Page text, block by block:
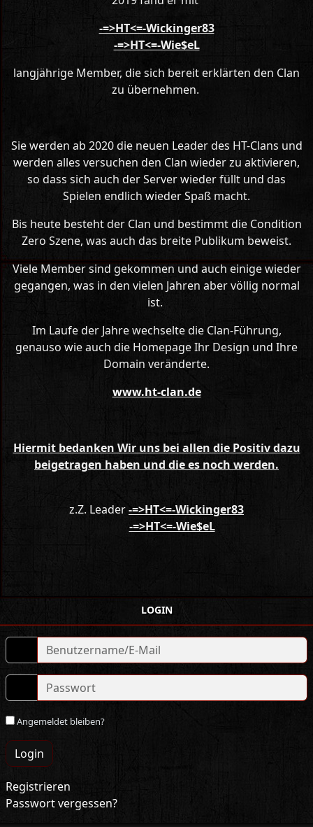
-=>HT<=-Wickinger83
-=>HT<=-Wie$eL
langjährige Member, die sich bereit erklärten den Clan
zu übernehmen.
Sie werden ab 2020 die neuen Leader des HT-Clans und
werden alles versuchen den Clan wieder zu aktivieren,
so dass sich auch der Server wieder füllt und das
Spielen endlich wieder Spaß macht.
Bis heute besteht der Clan und bestimmt die Condition
Zero Szene, was auch das breite Publikum beweist.
Viele Member sind gekommen und auch einige wieder
gegangen, was in den vielen Jahren aber völlig normal
ist.
Im Laufe der Jahre wechselte die Clan-Führung,
genauso wie auch die Homepage Ihr Design und Ihre
Domain veränderte.
www.ht-clan.de
Hiermit bedanken Wir uns bei allen die Positiv dazu
beigetragen haben und die es noch werden.
z.Z. Leader-=>HT<=-Wickinger83
-=>HT<=-Wie$eL
LOGIN
Angemeldet bleiben?
Login
Registrieren
Passwort vergessen?